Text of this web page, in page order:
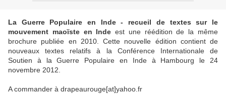
La Guerre Populaire en Inde - recueil de textes sur le
mouvement maoïste en Inde est une réédition de la même
brochure publiée en 2010. Cette nouvelle édition contient de
nouveaux textes relatifs à la Conférence Internationale de
Soutien à la Guerre Populaire en Inde à Hambourg le 24
novembre 2012.
A commander à drapeaurouge[at]yahoo.fr